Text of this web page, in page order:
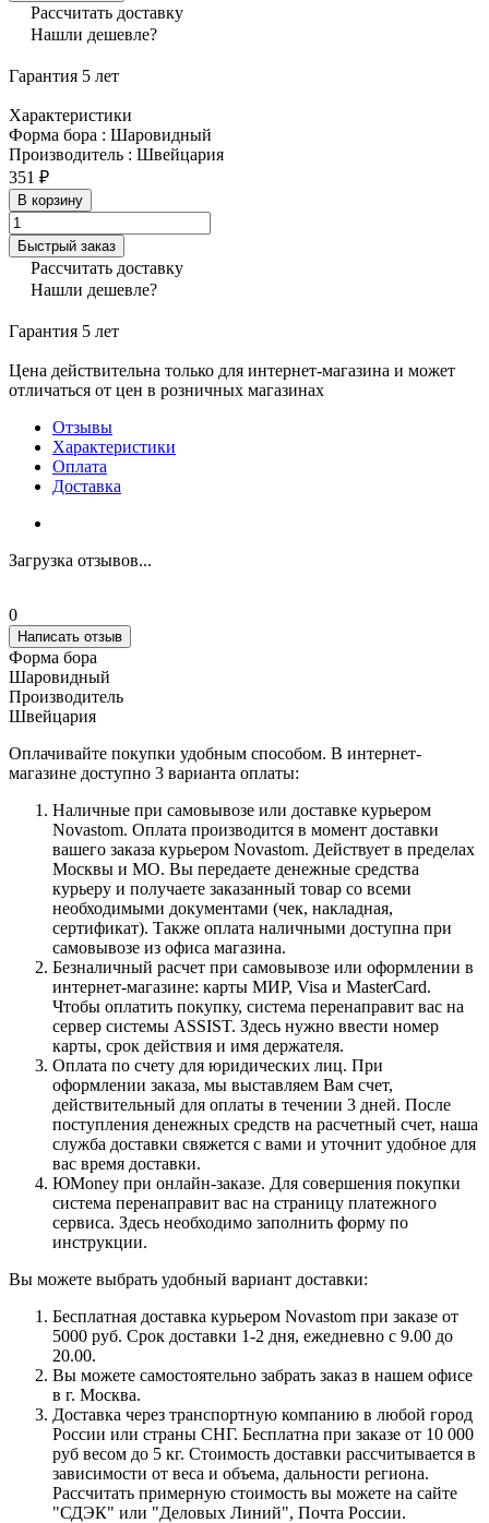
Рассчитать доставку
Нашли дешевле?
Гарантия 5 лет
Характеристики
Форма бора : Шаровидный
Производитель : Швейцария
351 ₽
В корзину
Быстрый заказ
Рассчитать доставку
Нашли дешевле?
Гарантия 5 лет
Цена действительна только для интернет-магазина и может
отличаться от цен в розничных магазинах
Отзывы
Характеристики
Оплата
Доставка
Загрузка отзывов...
0
Написать отзыв
Форма бора
Шаровидный
Производитель
Швейцария
Оплачивайте покупки удобным способом. В интернет-
магазине доступно 3 варианта оплаты:
Наличные при самовывозе или доставке курьером
Novastom. Оплата производится в момент доставки
вашего заказа курьером Novastom. Действует в пределах
Москвы и МО. Вы передаете денежные средства
курьеру и получаете заказанный товар со всеми
необходимыми документами (чек, накладная,
сертификат). Также оплата наличными доступна при
самовывозе из офиса магазина.
Безналичный расчет при самовывозе или оформлении в
интернет-магазине: карты МИР, Visa и MasterCard.
Чтобы оплатить покупку, система перенаправит вас на
сервер системы ASSIST. Здесь нужно ввести номер
карты, срок действия и имя держателя.
Оплата по счету для юридических лиц. При
оформлении заказа, мы выставляем Вам счет,
действительный для оплаты в течении 3 дней. После
поступления денежных средств на расчетный счет, наша
служба доставки свяжется с вами и уточнит удобное для
вас время доставки.
ЮMoney при онлайн-заказе. Для совершения покупки
система перенаправит вас на страницу платежного
сервиса. Здесь необходимо заполнить форму по
инструкции.
Вы можете выбрать удобный вариант доставки:
Бесплатная доставка курьером Novastom при заказе от
5000 руб. Срок доставки 1-2 дня, ежедневно с 9.00 до
20.00.
Вы можете самостоятельно забрать заказ в нашем офисе
в г. Москва.
Доставка через транспортную компанию в любой город
России или страны СНГ. Бесплатна при заказе от 10 000
руб весом до 5 кг. Стоимость доставки рассчитывается в
зависимости от веса и объема, дальности региона.
Рассчитать примерную стоимость вы можете на сайте
"СДЭК" или "Деловых Линий", Почта России.